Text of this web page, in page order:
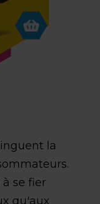
la
se fier
qu'aux